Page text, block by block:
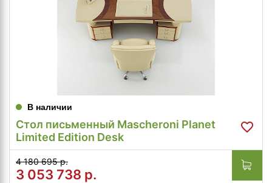
В наличии
Стол письменный Mascheroni Planet
Limited Edition Desk
4 180 695 р.
3 053 738 р.